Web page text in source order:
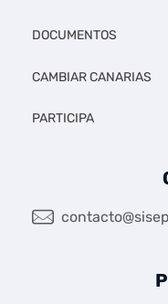
DOCUMENTOS
CAMBIAR CANARIAS
PARTICIPA